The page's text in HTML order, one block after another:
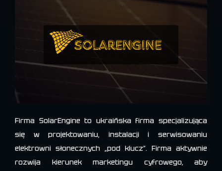
Firma SolarEngine to ukraińska firma specjalizująca
się w projektowaniu, instalacji i serwisowaniu
elektrowni słonecznych „pod klucz”. Firma aktywnie
rozwija kierunek marketingu cyfrowego, aby